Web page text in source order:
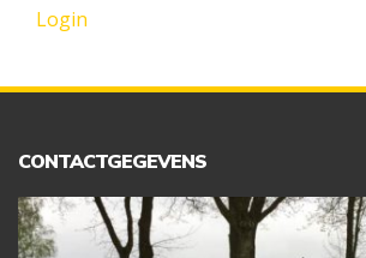
Login
CONTACTGEGEVENS